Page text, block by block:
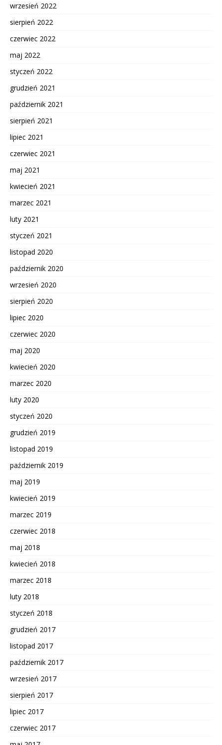
wrzesień 2022
sierpień 2022
czerwiec 2022
maj 2022
styczeń 2022
grudzień 2021
październik 2021
sierpień 2021
lipiec 2021
czerwiec 2021
maj 2021
kwiecień 2021
marzec 2021
luty 2021
styczeń 2021
listopad 2020
październik 2020
wrzesień 2020
sierpień 2020
lipiec 2020
czerwiec 2020
maj 2020
kwiecień 2020
marzec 2020
luty 2020
styczeń 2020
grudzień 2019
listopad 2019
październik 2019
maj 2019
kwiecień 2019
marzec 2019
czerwiec 2018
maj 2018
kwiecień 2018
marzec 2018
luty 2018
styczeń 2018
grudzień 2017
listopad 2017
październik 2017
wrzesień 2017
sierpień 2017
lipiec 2017
czerwiec 2017